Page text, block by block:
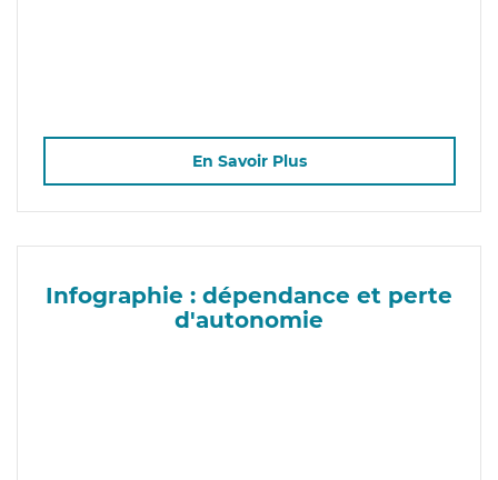
En Savoir Plus
Infographie : dépendance et perte
d'autonomie